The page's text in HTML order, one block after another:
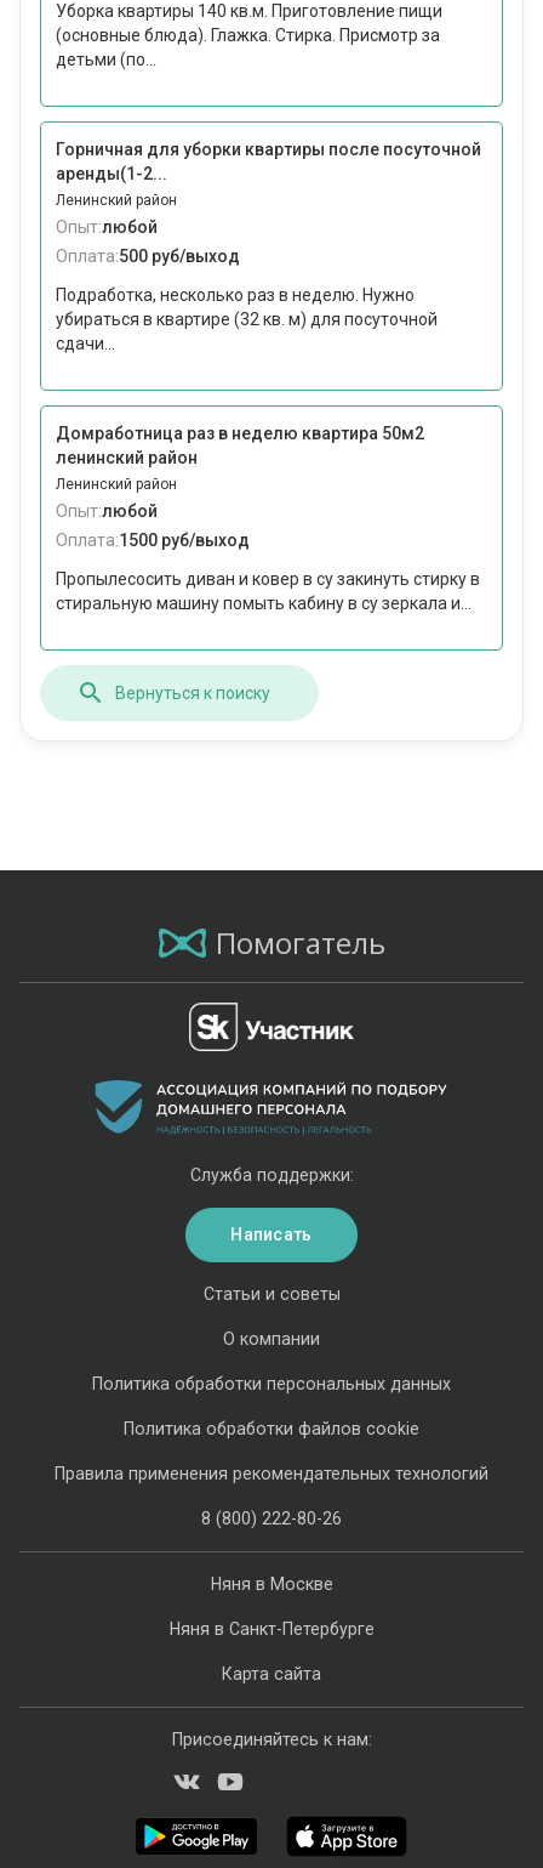
Уборка квартиры 140 кв.м. Приготовление пищи
(основные блюда). Глажка. Стирка. Присмотр за
детьми (по...
Горничная для уборки квартиры после посуточной
аренды(1-2...
Ленинский район
Опыт:любой
Оплата:500 руб/выход
Подработка, несколько раз в неделю. Нужно
убираться в квартире (32 кв. м) для посуточной
сдачи...
Домработница раз в неделю квартира 50м2
ленинский район
Ленинский район
Опыт:любой
Оплата:1500 руб/выход
Пропылесосить диван и ковер в су закинуть стирку в
стиральную машину помыть кабину в су зеркала и...
Вернуться к поиску
Помогатель
Няня в Москве
Няня в Санкт-Петербурге
Карта сайта
Статьи и советы
О компании
Политика обработки персональных данных
Политика обработки файлов cookie
Правила применения рекомендательных технологий
8 (800) 222-80-26
Служба поддержки:
Написать
Присоединяйтесь к нам: